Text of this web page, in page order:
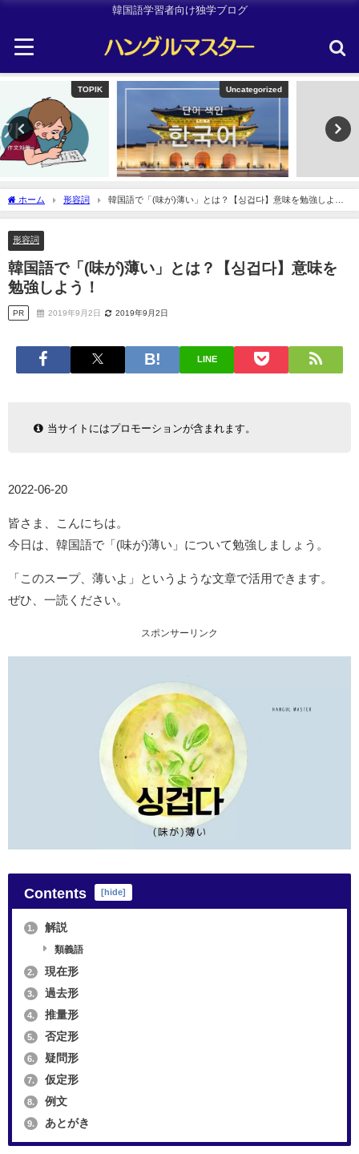
韓国語学習者向け独学ブログ
Uncategorized
ホーム 形容詞
韓国語で「(味が)薄い」とは？【싱겁다】意味を勉強しよ
う！
形容詞
韓国語で「(味が)薄い」とは？【싱겁다】意味を
勉強しよう！
PR 2019年9月2日 2019年9月2日
LINE
当サイトにはプロモーションが含まれます。
2022-06-20
皆さま、こんにちは。
今日は、韓国語で「(味が)薄い」について勉強しましょう。
「このスープ、薄いよ」というような文章で活用できます。
ぜひ、一読ください。
スポンサーリンク
Contents [hide]
1. 解説
類義語
2. 現在形
3. 過去形
4. 推量形
5. 否定形
6. 疑問形
7. 仮定形
8. 例文
9. あとがき